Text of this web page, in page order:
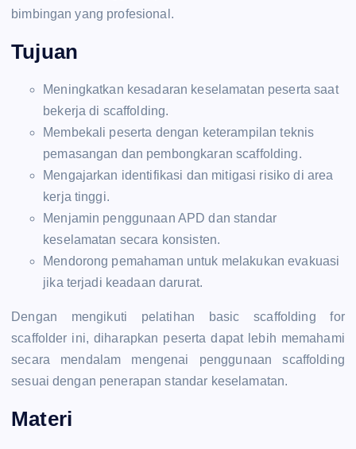
bimbingan yang profesional.
Tujuan
Meningkatkan kesadaran keselamatan peserta saat
bekerja di scaffolding.
Membekali peserta dengan keterampilan teknis
pemasangan dan pembongkaran scaffolding.
Mengajarkan identifikasi dan mitigasi risiko di area
kerja tinggi.
Menjamin penggunaan APD dan standar
keselamatan secara konsisten.
Mendorong pemahaman untuk melakukan evakuasi
jika terjadi keadaan darurat.
Dengan mengikuti pelatihan basic scaffolding for
scaffolder ini, diharapkan peserta dapat lebih memahami
secara mendalam mengenai penggunaan scaffolding
sesuai dengan penerapan standar keselamatan.
Materi